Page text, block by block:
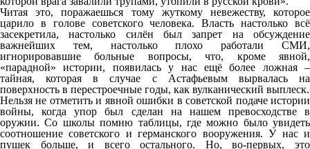
Читая это, поражаешься тому жуткому невежеству, которое
царило в голове советского человека. Власть настолько всё
засекретила, настолько силён был запрет на обсуждение
важнейших тем, настолько плохо работали СМИ,
игнорировавшие больные вопросы, что, кроме явной,
«парадной» истории, появилась у нас ещё более ложная –
тайная, которая в случае с Астафьевым вырвалась на
поверхность в перестроечные годы, как вулканический выплеск.
Нельзя не отметить и явной ошибки в советской подаче истории
войны, когда упор был сделан на нашем превосходстве в
оружии. Со школы помню таблицы, где можно было увидеть
соотношение советского и германского вооружения. У нас и
пушек больше, и всего остального. Но, во-первых, это